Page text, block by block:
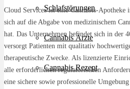
Schlafstörungen
Cannabis Ärzte
Cannabis Rezept
Cloud Services ist eine Cannabis-
sich auf die Abgabe von medizinischem
hat. Das Unternehmen befindet sich in der
versorgt Patienten mit qualitativ
therapeutische Zwecke. Als lizenzierte
alle erforderlichen regulatorischen
eine sichere sowie professionelle